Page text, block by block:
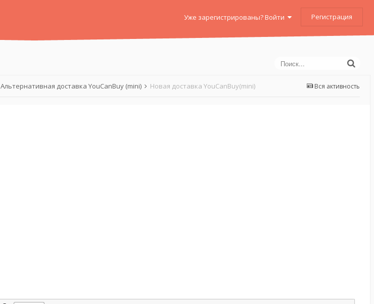
Уже зарегистрированы? Войти Регистрация
Вся активность
Альтернативная доставка YouCanBuy (mini) Новая доставка YouCanBuy(mini)